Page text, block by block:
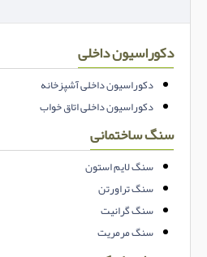
دکوراسیون داخلی
دکوراسیون داخلی آشپزخانه
دکوراسیون داخلی اتاق خواب
سنگ ساختمانی
سنگ لایم استون
سنگ تراورتن
سنگ گرانیت
سنگ مرمریت